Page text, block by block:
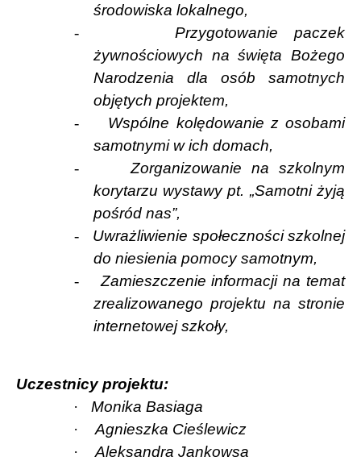
środowiska lokalnego,
-
Przygotowanie paczek
żywnościowych na święta Bożego
Narodzenia dla osób samotnych
objętych projektem,
-
Wspólne kolędowanie z osobami
samotnymi w ich domach,
-
Zorganizowanie na szkolnym
korytarzu wystawy pt. „Samotni żyją
pośród nas”,
-
Uwrażliwienie społeczności szkolnej
do niesienia pomocy samotnym,
-
Zamieszczenie informacji na temat
zrealizowanego projektu na stronie
internetowej szkoły,
Uczestnicy projektu:
·
Monika Basiaga
·
Agnieszka Cieślewicz
·
Aleksandra Jankowsa